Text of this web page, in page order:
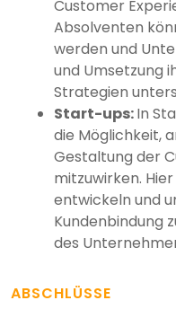
Customer
Absolventen
werden und
und Umsetzung
Strategien
Start-ups:In
die Möglichkeit,
Gestaltung der
mitzuwirken.
entwickeln und
Kundenbindung
des
ABSCHLÜSSE